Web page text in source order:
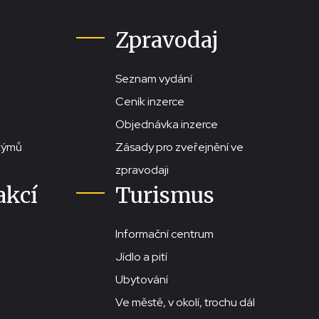
Zpravodaj
Seznam vydání
Ceník inzerce
Objednávka inzerce
Zásady pro zveřejnění ve
zpravodaji
Turismus
Informační centrum
Jídlo a pití
Ubytování
Ve městě, v okolí, trochu dál